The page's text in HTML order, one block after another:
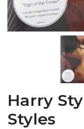
Harry
Styles